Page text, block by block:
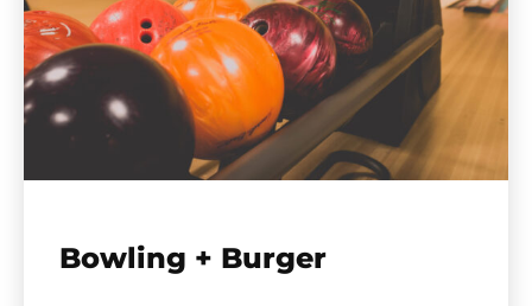
Bowling + Burger